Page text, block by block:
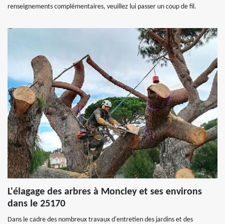
renseignements complémentaires, veuillez lui passer un coup de fil.
L'élagage des arbres à Moncley et ses environs
dans le 25170
Dans le cadre des nombreux travaux d'entretien des jardins et des